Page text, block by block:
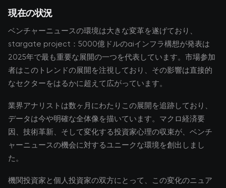
現在の状況
ベンチャーニュースの環境は大きな変革を遂げており、
stargate project：5000億ドルのaiインフラ構想が発表は
2025年で最も重要な展開の一つを代表しています。市場参加
者はこのトレンドの展開を注視しており、その影響は直接的
なセクターをはるかに超えて広がっています。
業界アナリストは数ヶ月にわたりこの展開を追跡しており、
データは今や明確な全体像を描いています。マクロ経済要
因、技術革新、そして変化する投資家心理の収束が、ベンチ
ャーニュースの機会に対するユニークな環境を創出しまし
た。
機関投資家と個人投資家の双方にとって、この変化のニュア